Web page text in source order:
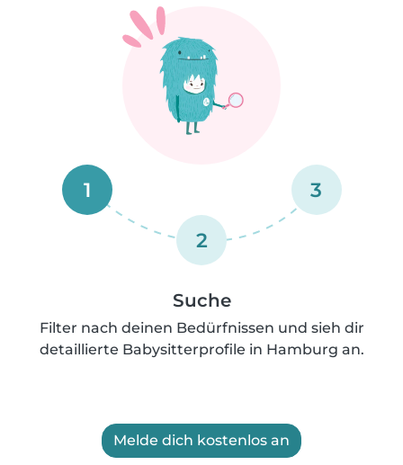
1
2
3
Suche
Filter nach deinen Bedürfnissen und sieh dir
detaillierte Babysitterprofile in Hamburg an.
Melde dich kostenlos an